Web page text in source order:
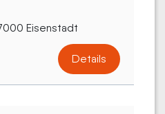
Eisenstadt
Details